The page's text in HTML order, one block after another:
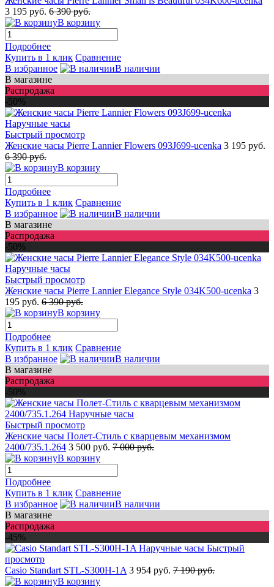
3 195 руб. 6 390 руб.
В корзину
Подробнее
Купить в 1 клик Сравнение
В избранное
В наличии
В магазине
Распродажа
-50%
Быстрый просмотр
Женские часы Pierre Lannier Flowers 093J699-ucenka 3 195 руб.
6 390 руб.
В корзину
Подробнее
Купить в 1 клик Сравнение
В избранное
В наличии
В магазине
Распродажа
-50%
Быстрый просмотр
Женские часы Pierre Lannier Elegance Style 034K500-ucenka 3
195 руб. 6 390 руб.
В корзину
Подробнее
Купить в 1 клик Сравнение
В избранное
В наличии
В магазине
Распродажа
-50%
Быстрый просмотр
Женские часы Полет-Стиль с кварцевым механизмом
2400/735.1.264 3 500 руб. 7 000 руб.
В корзину
Подробнее
Купить в 1 клик Сравнение
В избранное
В наличии
В магазине
Распродажа
-45%
Быстрый
просмотр
Casio Standart STL-S300H-1A 3 954 руб. 7 190 руб.
В корзину